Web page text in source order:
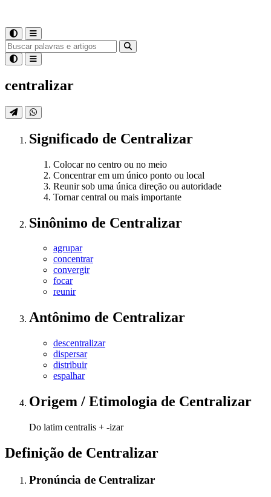
centralizar
Significado de Centralizar
Colocar no centro ou no meio
Concentrar em um único ponto ou local
Reunir sob uma única direção ou autoridade
Tornar central ou mais importante
Sinônimo de Centralizar
agrupar
concentrar
convergir
focar
reunir
Antônimo de Centralizar
descentralizar
dispersar
distribuir
espalhar
Origem / Etimologia de Centralizar
Do latim centralis + -izar
Definição de Centralizar
Pronúncia de Centralizar